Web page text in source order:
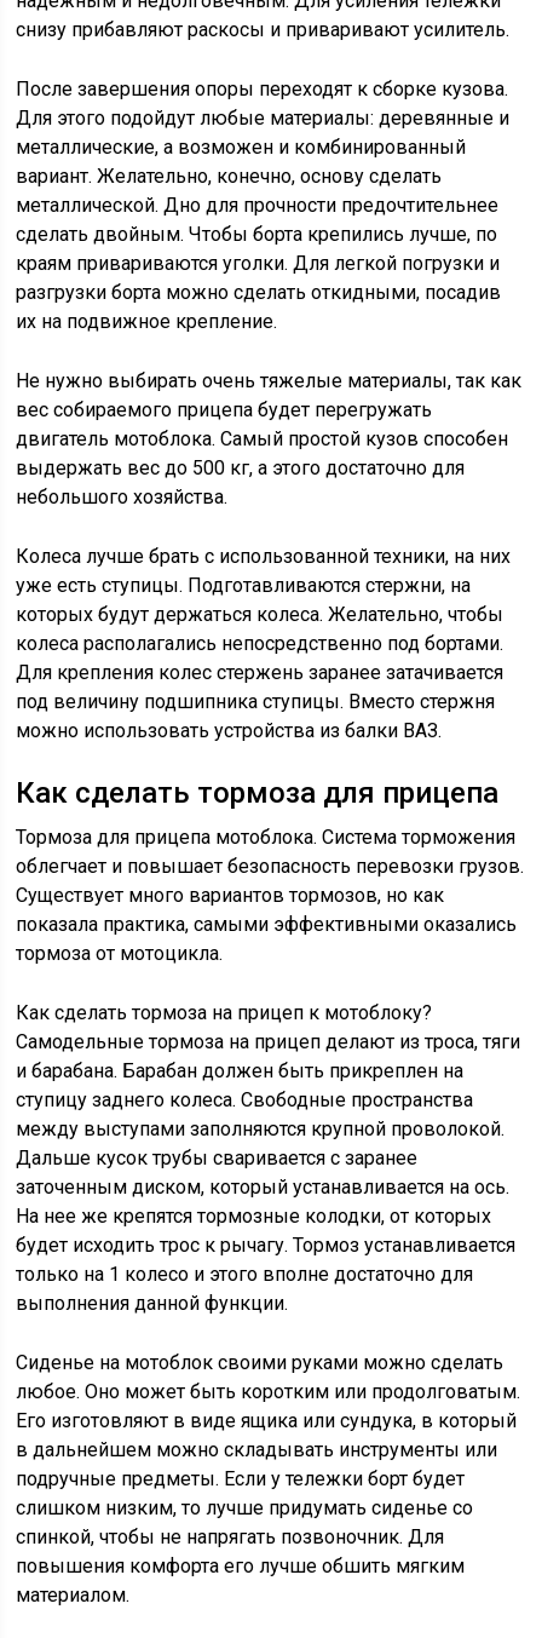
снизу прибавляют раскосы и приваривают усилитель.
После завершения опоры переходят к сборке кузова.
Для этого подойдут любые материалы: деревянные и
металлические, а возможен и комбинированный
вариант. Желательно, конечно, основу сделать
металлической. Дно для прочности предочтительнее
сделать двойным. Чтобы борта крепились лучше, по
краям привариваются уголки. Для легкой погрузки и
разгрузки борта можно сделать откидными, посадив
их на подвижное крепление.
Не нужно выбирать очень тяжелые материалы, так как
вес собираемого прицепа будет перегружать
двигатель мотоблока. Самый простой кузов способен
выдержать вес до 500 кг, а этого достаточно для
небольшого хозяйства.
Колеса лучше брать с использованной техники, на них
уже есть ступицы. Подготавливаются стержни, на
которых будут держаться колеса. Желательно, чтобы
колеса располагались непосредственно под бортами.
Для крепления колес стержень заранее затачивается
под величину подшипника ступицы. Вместо стержня
можно использовать устройства из балки ВАЗ.
Как сделать тормоза для прицепа
Тормоза для прицепа мотоблока. Система торможения
облегчает и повышает безопасность перевозки грузов.
Существует много вариантов тормозов, но как
показала практика, самыми эффективными оказались
тормоза от мотоцикла.
Как сделать тормоза на прицеп к мотоблоку?
Самодельные тормоза на прицеп делают из троса, тяги
и барабана. Барабан должен быть прикреплен на
ступицу заднего колеса. Свободные пространства
между выступами заполняются крупной проволокой.
Дальше кусок трубы сваривается с заранее
заточенным диском, который устанавливается на ось.
На нее же крепятся тормозные колодки, от которых
будет исходить трос к рычагу. Тормоз устанавливается
только на 1 колесо и этого вполне достаточно для
выполнения данной функции.
Сиденье на мотоблок своими руками можно сделать
любое. Оно может быть коротким или продолговатым.
Его изготовляют в виде ящика или сундука, в который
в дальнейшем можно складывать инструменты или
подручные предметы. Если у тележки борт будет
слишком низким, то лучше придумать сиденье со
спинкой, чтобы не напрягать позвоночник. Для
повышения комфорта его лучше обшить мягким
материалом.